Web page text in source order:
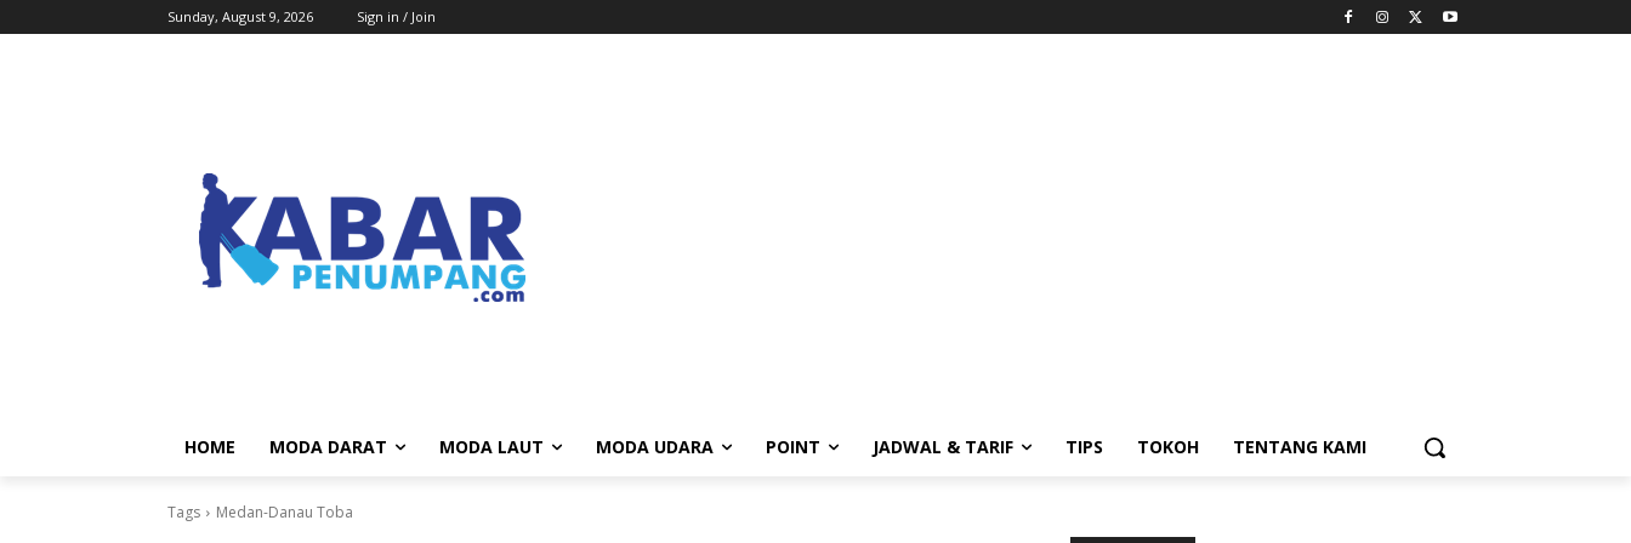
Sunday, August 9, 2026 Sign in / Join
HOME MODA DARAT MODA LAUT MODA UDARA POINT JADWAL & TARIF TIPS TOKOH TENTANG KAMI
Tags Medan-Danau Toba